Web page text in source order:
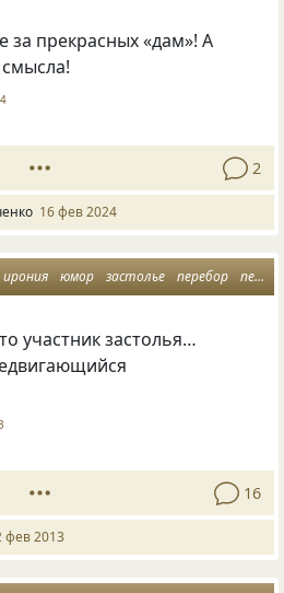
прекрасных «дам»! А
2
16 фев 2024
ирония юмор застолье перебор передвижение
участник застолья…
16
фев 2013